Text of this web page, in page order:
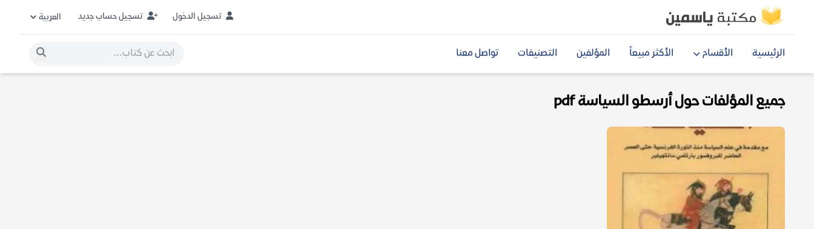
تسجيل الدخول تسجيل حساب جديد
الرئيسية الأقسام الأكثر مبيعاً المؤلفين التصنيفات تواصل معنا
جميع المؤلفات حول أرسطو السياسة pdf